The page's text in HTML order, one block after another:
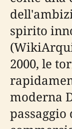
spirito
2000, le
moderna